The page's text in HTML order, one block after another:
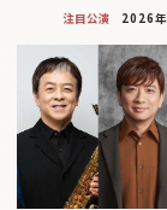
注目公演 2026